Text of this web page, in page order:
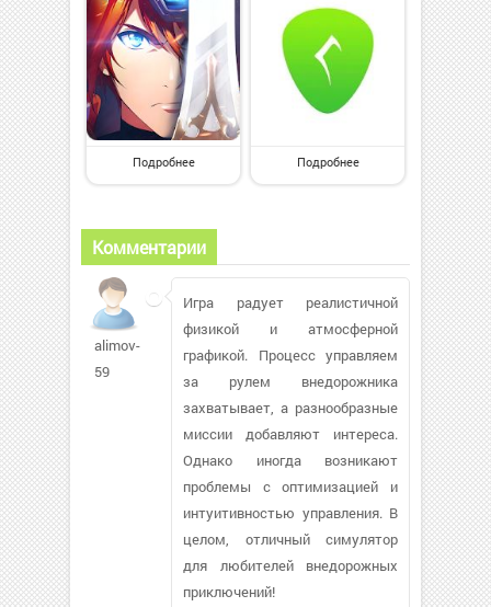
Подробнее Подробнее
Комментарии
alimov-
59
Игра радует реалистичной
физикой и атмосферной
графикой. Процесс управляем
за рулем внедорожника
захватывает, а разнообразные
миссии добавляют интереса.
Однако иногда возникают
проблемы с оптимизацией и
интуитивностью управления. В
целом, отличный симулятор
для любителей внедорожных
приключений!